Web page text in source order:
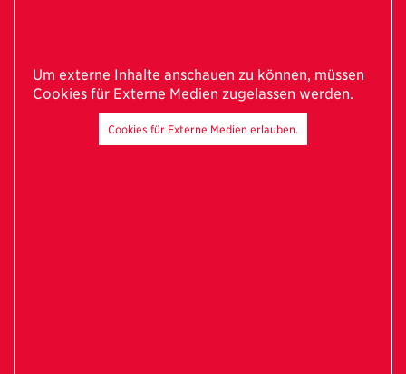
Um externe Inhalte anschauen zu können, müssen
Cookies für Externe Medien zugelassen werden.
Cookies für Externe Medien erlauben.